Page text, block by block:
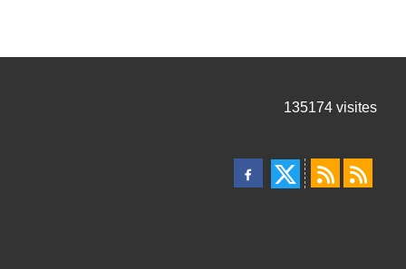
135174 visites